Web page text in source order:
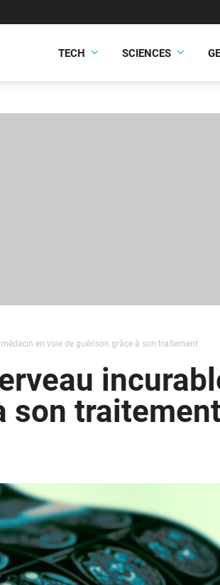
TECH SCIENCES
en voie de guérison grâce à son traitement
son